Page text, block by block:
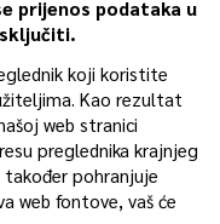
prijenos podataka u
koji koristite
Kao rezultat
web stranici
preglednika krajnjeg
pohranjuje
web fontove, vaš će